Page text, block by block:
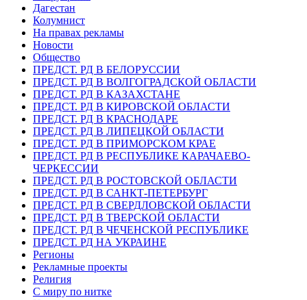
Дагестан
Колумнист
На правах рекламы
Новости
Общество
ПРЕДСТ. РД В БЕЛОРУССИИ
ПРЕДСТ. РД В ВОЛГОГРАДСКОЙ ОБЛАСТИ
ПРЕДСТ. РД В КАЗАХСТАНЕ
ПРЕДСТ. РД В КИРОВСКОЙ ОБЛАСТИ
ПРЕДСТ. РД В КРАСНОДАРЕ
ПРЕДСТ. РД В ЛИПЕЦКОЙ ОБЛАСТИ
ПРЕДСТ. РД В ПРИМОРСКОМ КРАЕ
ПРЕДСТ. РД В РЕСПУБЛИКЕ КАРАЧАЕВО-
ЧЕРКЕССИИ
ПРЕДСТ. РД В РОСТОВСКОЙ ОБЛАСТИ
ПРЕДСТ. РД В САНКТ-ПЕТЕРБУРГ
ПРЕДСТ. РД В СВЕРДЛОВСКОЙ ОБЛАСТИ
ПРЕДСТ. РД В ТВЕРСКОЙ ОБЛАСТИ
ПРЕДСТ. РД В ЧЕЧЕНСКОЙ РЕСПУБЛИКЕ
ПРЕДСТ. РД НА УКРАИНЕ
Регионы
Рекламные проекты
Религия
С миру по нитке